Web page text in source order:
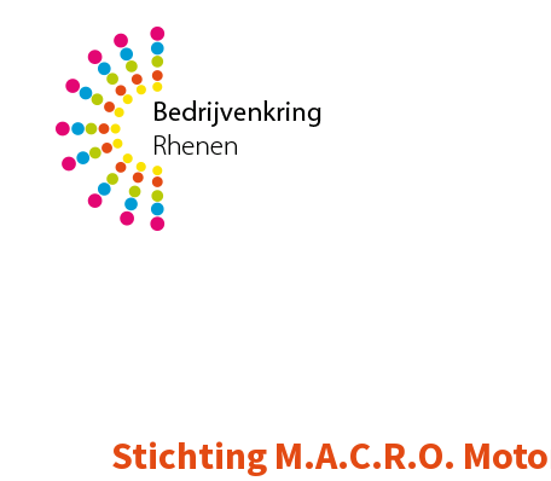
Stichting M.A.C.R.O.